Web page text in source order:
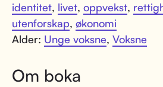
identitet, livet, oppvekst,
utenforskap, økonomi
Alder: Unge voksne, Voksne
Om boka